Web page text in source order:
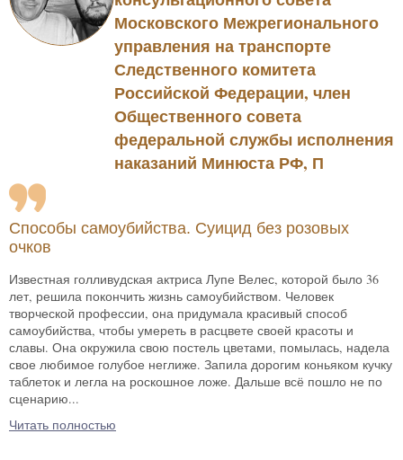
Московского Межрегионального
управления на транспорте
Следственного комитета
Российской Федерации, член
Общественного совета
федеральной службы исполнения
наказаний Минюста РФ, П
Способы самоубийства. Суицид без розовых
очков
Известная голливудская актриса Лупе Велес, которой было 36
лет, решила покончить жизнь самоубийством. Человек
творческой профессии, она придумала красивый способ
самоубийства, чтобы умереть в расцвете своей красоты и
славы. Она окружила свою постель цветами, помылась, надела
свое любимое голубое неглиже. Запила дорогим коньяком кучку
таблеток и легла на роскошное ложе. Дальше всё пошло не по
сценарию...
Читать полностью